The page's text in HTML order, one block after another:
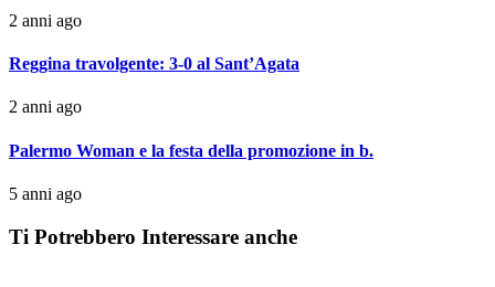
2 anni ago
Reggina travolgente: 3-0 al Sant’Agata
2 anni ago
Palermo Woman e la festa della promozione in b.
5 anni ago
Ti Potrebbero Interessare anche